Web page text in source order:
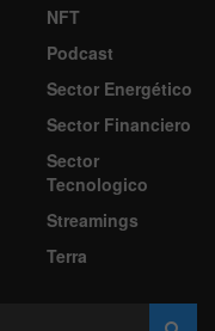
NFT
Podcast
Sector Energético
Sector Financiero
Sector
Tecnologico
Streamings
Terra